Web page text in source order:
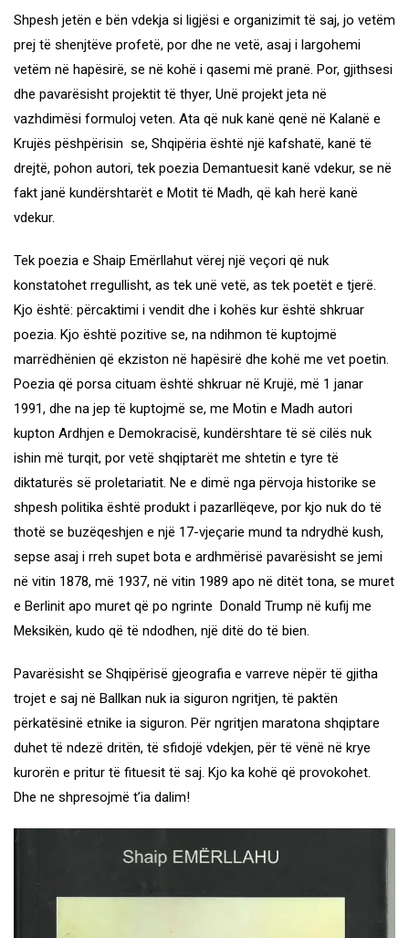
Shpesh jetën e bën vdekja si ligjësi e organizimit të saj, jo vetëm
prej të shenjtëve profetë, por dhe ne vetë, asaj i largohemi
vetëm në hapësirë, se në kohë i qasemi më pranë. Por, gjithsesi
dhe pavarësisht projektit të thyer, Unë projekt jeta në
vazhdimësi formuloj veten. Ata që nuk kanë qenë në Kalanë e
Krujës pëshpërisin se, Shqipëria është një kafshatë, kanë të
drejtë, pohon autori, tek poezia Demantuesit kanë vdekur, se në
fakt janë kundërshtarët e Motit të Madh, që kah herë kanë
vdekur.
Tek poezia e Shaip Emërllahut vërej një veçori që nuk
konstatohet rregullisht, as tek unë vetë, as tek poetët e tjerë.
Kjo është: përcaktimi i vendit dhe i kohës kur është shkruar
poezia. Kjo është pozitive se, na ndihmon të kuptojmë
marrëdhënien që ekziston në hapësirë dhe kohë me vet poetin.
Poezia që porsa cituam është shkruar në Krujë, më 1 janar
1991, dhe na jep të kuptojmë se, me Motin e Madh autori
kupton Ardhjen e Demokracisë, kundërshtare të së cilës nuk
ishin më turqit, por vetë shqiptarët me shtetin e tyre të
diktaturës së proletariatit. Ne e dimë nga përvoja historike se
shpesh politika është produkt i pazarllëqeve, por kjo nuk do të
thotë se buzëqeshjen e një 17-vjeçarie mund ta ndrydhë kush,
sepse asaj i rreh supet bota e ardhmërisë pavarësisht se jemi
në vitin 1878, më 1937, në vitin 1989 apo në ditët tona, se muret
e Berlinit apo muret që po ngrinte Donald Trump në kufij me
Meksikën, kudo që të ndodhen, një ditë do të bien.
Pavarësisht se Shqipërisë gjeografia e varreve nëpër të gjitha
trojet e saj në Ballkan nuk ia siguron ngritjen, të paktën
përkatësinë etnike ia siguron. Për ngritjen maratona shqiptare
duhet të ndezë dritën, të sfidojë vdekjen, për të vënë në krye
kurorën e pritur të fituesit të saj. Kjo ka kohë që provokohet.
Dhe ne shpresojmë t’ia dalim!